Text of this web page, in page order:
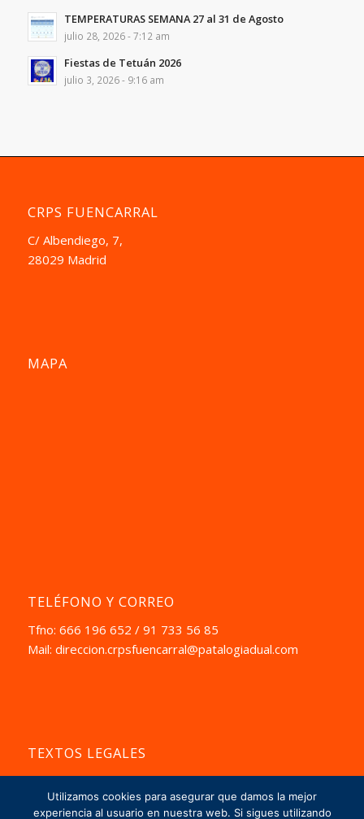
TEMPERATURAS SEMANA 27 al 31 de Agosto
julio 28, 2026 - 7:12 am
Fiestas de Tetuán 2026
julio 3, 2026 - 9:16 am
CRPS FUENCARRAL
C/ Albendiego, 7,
28029 Madrid
MAPA
TELÉFONO Y CORREO
Tfno: 666 196 652 / 91 733 56 85
Mail: direccion.crpsfuencarral@patalogiadual.com
TEXTOS LEGALES
Aviso Pegal
La Política de Privacidad
Utilizamos cookies para asegurar que damos la mejor
experiencia al usuario en nuestra web. Si sigues utilizando